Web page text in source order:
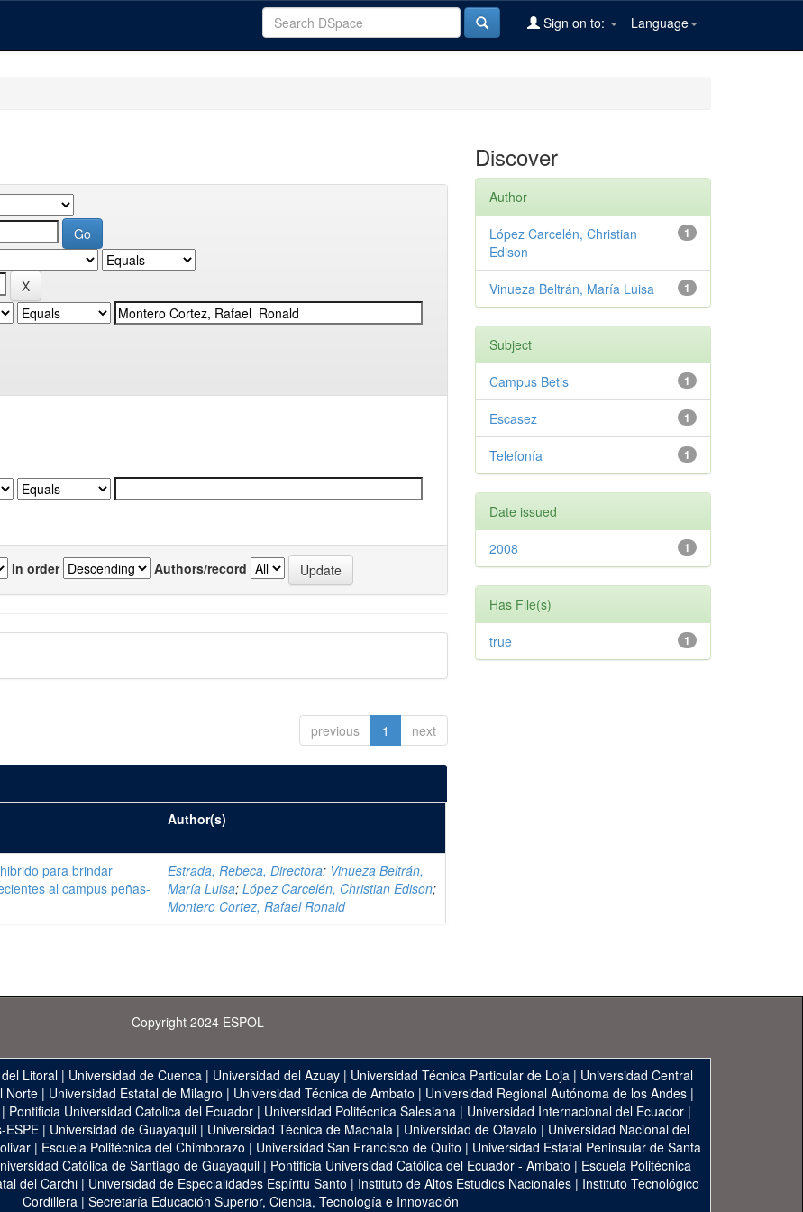
Language
Sign on to:
In order Authors/record
previous 1 next
Author(s)
para brindar
al campus peñas-
Estrada, Rebeca, Directora; Vinueza Beltrán,
María Luisa;López Carcelén, Christian Edison;
Montero Cortez, Rafael Ronald
Discover
Author
1
López Carcelén, Christian
Edison
1
Vinueza Beltrán, María Luisa
Subject
1
Campus Betis
1
Escasez
1
Telefonía
Date issued
1
2008
Has File(s)
1
true
Copyright 2024 ESPOL
Litoral | Universidad de Cuenca | Universidad del Azuay | Universidad Técnica Particular de Loja | Universidad Central
Norte| Universidad Estatal de Milagro | Universidad Técnica de Ambato | Universidad Regional Autónoma de los Andes|
Pontificia Universidad Catolica del Ecuador| Universidad Politécnica Salesiana| Universidad Internacional del Ecuador|
ESPE | Universidad de Guayaquil | Universidad Técnica de Machala | Universidad de Otavalo | Universidad Nacional del
| Escuela Politécnica del Chimborazo | Universidad San Francisco de Quito | Universidad Estatal Peninsular de Santa
Católica de Santiago de Guayaquil | Pontificia Universidad Católica del Ecuador - Ambato | Escuela Politécnica
del Carchi | Universidad de Especialidades Espíritu Santo | Instituto de Altos Estudios Nacionales | Instituto Tecnológico
Cordillera| Secretaría Educación Superior, Ciencia, Tecnología e Innovación